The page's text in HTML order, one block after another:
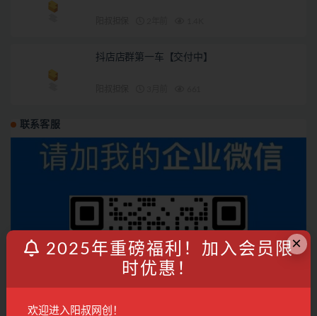
抖店店群第一车【交付中】
联系客服
×
2025年重磅福利！加入会员限
时优惠！
欢迎进入阳叔网创！